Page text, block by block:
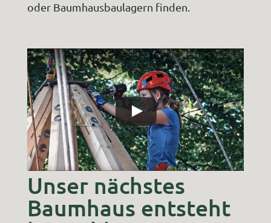
oder Baumhausbaulagern finden.
Unser nächstes
Baumhaus entsteht